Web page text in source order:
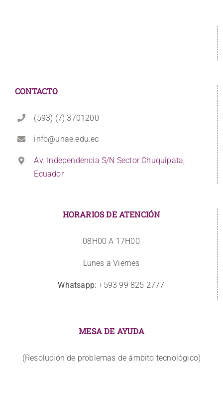
CONTACTO
(593) (7) 3701200
info@unae.edu.ec
Av. Independencia S/N Sector Chuquipata,
Ecuador
HORARIOS DE ATENCIÓN
08H00 A 17H00
Lunes a Viernes
Whatsapp: +593 99 825 2777
MESA DE AYUDA
(Resolución de problemas de ámbito tecnológico)